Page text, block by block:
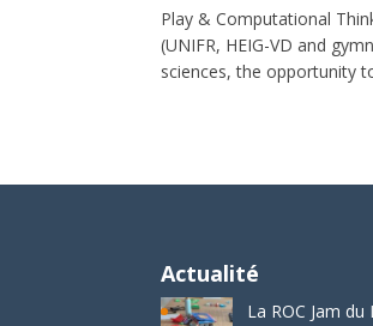
Play & Computational
(UNIFR, HEIG-VD and
sciences, the opportunity
Actualité
La ROC Jam du